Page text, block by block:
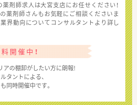
薬剤師求人は大宮支店にお任せください！
薬剤師さんもお気軽にご相談くださいま
業界動向についてコンサルタントより詳し
開催中！
アの棚卸がしたい方に朗報!
タントによる、
同時開催中です。